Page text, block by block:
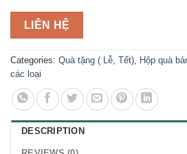
LIÊN HỆ
Categories: Quà tặng ( Lễ, Tết) Hộp quà
các loại
DESCRIPTION